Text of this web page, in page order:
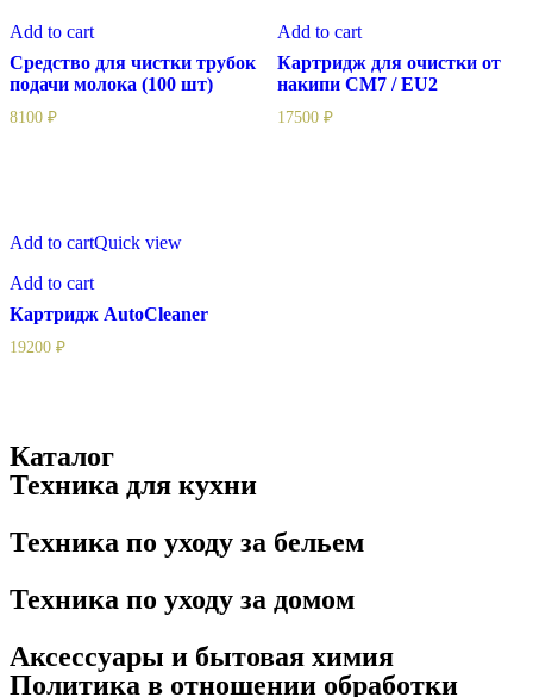
трубок
подачи
молока
(100
шт)
Add to cart
Средство для чистки трубок
подачи молока (100 шт)
8100 ₽
от
накипи
CM7
EU2
Add to cart
Картридж для очистки от
накипи CM7 / EU2
17500 ₽
AutoCleaner
Add to cartQuick view
Add to cart
Картридж AutoCleaner
19200 ₽
Каталог
Техника для кухни
Техника по уходу за бельем
Техника по уходу за домом
Аксессуары и бытовая химия
Политика в отношении обработки